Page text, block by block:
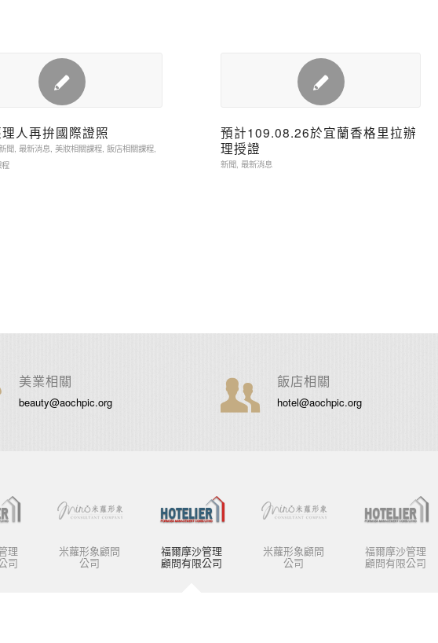
人再拚國際證照
聞, 最新消息, 美妝相關課程, 飯店相關課程,
預計109.08.26於宜蘭香格里拉辦
理授證
新聞,最新消息
美業相關
beauty@aochpic.org
飯店相關
hotel@aochpic.org
理
司
米蘿形象顧問
公司
福爾摩沙管理
顧問有限公司
米蘿形象顧問
公司
福爾摩沙管理
顧問有限公司